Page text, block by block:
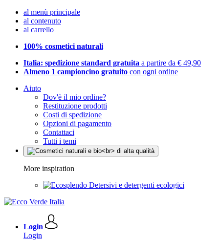
al menù principale
al contenuto
al carrello
100% cosmetici naturali
Italia: spedizione standard gratuita a partire da € 49,90
Almeno 1 campioncino gratuito con ogni ordine
Aiuto
Dov'è il mio ordine?
Restituzione prodotti
Costi di spedizione
Opzioni di pagamento
Contattaci
Tutti i temi
More inspiration
Detersivi e detergenti ecologici
Login
Login